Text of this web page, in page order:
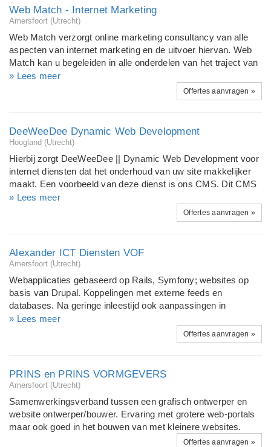
Web Match - Internet Marketing
Amersfoort (Utrecht)
Web Match verzorgt online marketing consultancy van alle
aspecten van internet marketing en de uitvoer hiervan. Web
Match kan u begeleiden in alle onderdelen van het traject van
website naar nieuwe klanten. Ook kunt u terecht voor
» Lees meer
Offertes aanvragen »
DeeWeeDee Dynamic Web Development
Hoogland (Utrecht)
Hierbij zorgt DeeWeeDee || Dynamic Web Development voor
internet diensten dat het onderhoud van uw site makkelijker
maakt. Een voorbeeld van deze dienst is ons CMS. Dit CMS
wordt voor u geïnstalleerd op uw website, u koopt dus een
» Lees meer
Offertes aanvragen »
Alexander ICT Diensten VOF
Amersfoort (Utrecht)
Webapplicaties gebaseerd op Rails, Symfony; websites op
basis van Drupal. Koppelingen met externe feeds en
databases. Na geringe inleestijd ook aanpassingen in
implementaties van Magento, Joomla, Kohana.
» Lees meer
Offertes aanvragen »
PRINS en PRINS VORMGEVERS
Amersfoort (Utrecht)
Samenwerkingsverband tussen een grafisch ontwerper en
website ontwerper/bouwer. Ervaring met grotere web-portals
maar ook goed in het bouwen van met kleinere websites.
Offertes aanvragen »